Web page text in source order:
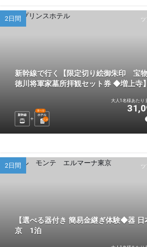
2日間
新幹線で行く【限定切り絵御朱印 宝
徳川将軍家墓所拝観セット券 ◆増上
新幹線 ホテル
選べる
1 泊
大人1名様あたり
2日間
【選べる器付き 簡易金継ぎ体験◆器
京 1泊